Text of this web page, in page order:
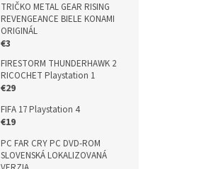
TRIČKO METAL GEAR RISING
REVENGEANCE BIELE KONAMI
ORIGINÁL
€3
FIRESTORM THUNDERHAWK 2
RICOCHET Playstation 1
€29
FIFA 17 Playstation 4
€19
PC FAR CRY PC DVD-ROM
SLOVENSKÁ LOKALIZOVANÁ